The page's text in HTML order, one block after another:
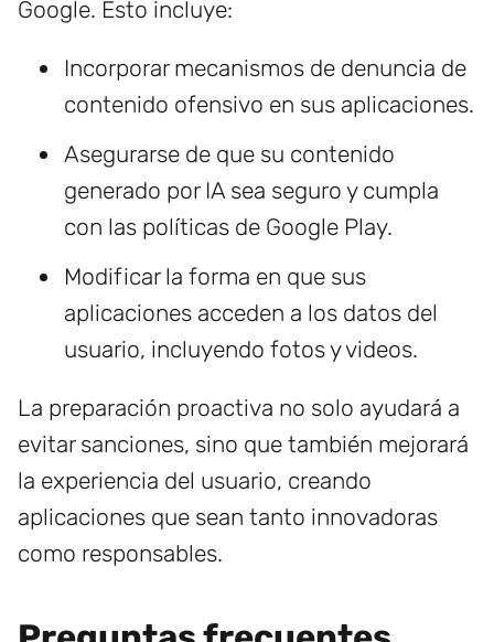
Google. Esto incluye:
Incorporar mecanismos de denuncia de
contenido ofensivo en sus aplicaciones.
Asegurarse de que su contenido
generado por IA sea seguro y cumpla
con las políticas de Google Play.
Modificar la forma en que sus
aplicaciones acceden a los datos del
usuario, incluyendo fotos y videos.
La preparación proactiva no solo ayudará a
evitar sanciones, sino que también mejorará
la experiencia del usuario, creando
aplicaciones que sean tanto innovadoras
como responsables.